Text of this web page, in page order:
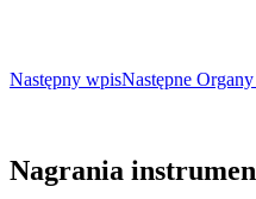
Następny wpisNastępne
Nagrania